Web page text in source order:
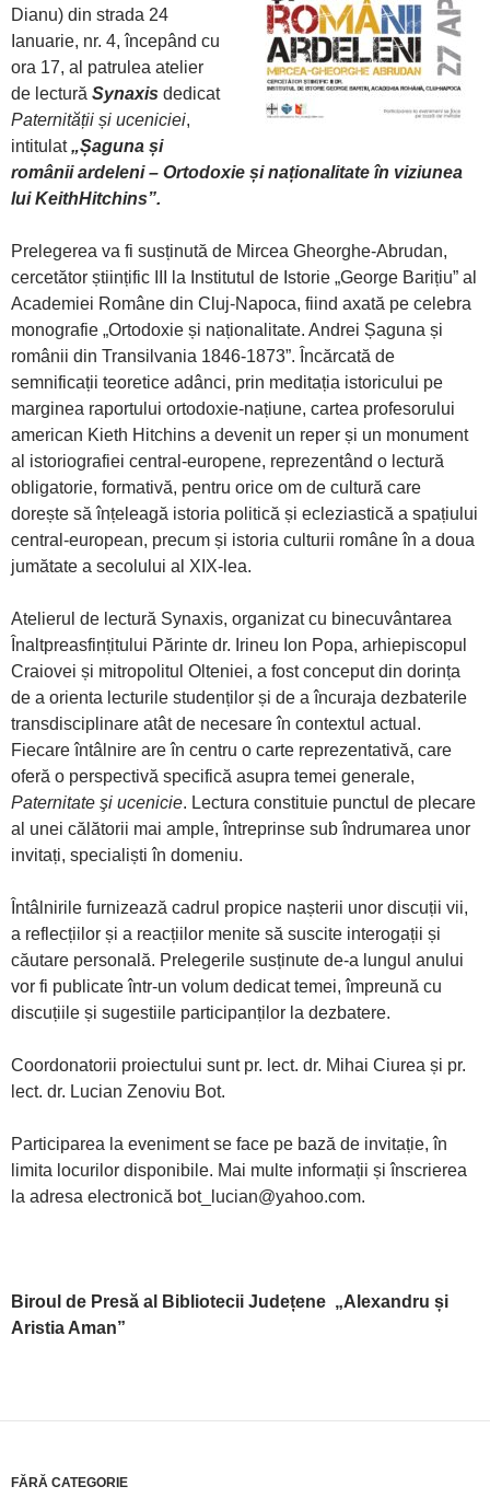
Dianu) din strada 24
Ianuarie, nr. 4, începând cu
ora 17, al patrulea atelier
de lectură Synaxis dedicat
Paternității și uceniciei,
intitulat„Șaguna și
românii ardeleni – Ortodoxie și naționalitate în viziunea
lui KeithHitchins”.
Prelegerea va fi susținută de Mircea Gheorghe-Abrudan,
cercetător științific III la Institutul de Istorie „George Barițiu” al
Academiei Române din Cluj-Napoca, fiind axată pe celebra
monografie „Ortodoxie și naționalitate. Andrei Șaguna și
românii din Transilvania 1846-1873”. Încărcată de
semnificații teoretice adânci, prin meditația istoricului pe
marginea raportului ortodoxie-națiune, cartea profesorului
american Kieth Hitchins a devenit un reper și un monument
al istoriografiei central-europene, reprezentând o lectură
obligatorie, formativă, pentru orice om de cultură care
dorește să înțeleagă istoria politică și ecleziastică a spațiului
central-european, precum și istoria culturii române în a doua
jumătate a secolului al XIX-lea.
Atelierul de lectură Synaxis, organizat cu binecuvântarea
Înaltpreasfințitului Părinte dr. Irineu Ion Popa, arhiepiscopul
Craiovei și mitropolitul Olteniei, a fost conceput din dorința
de a orienta lecturile studenților și de a încuraja dezbaterile
transdisciplinare atât de necesare în contextul actual.
Fiecare întâlnire are în centru o carte reprezentativă, care
oferă o perspectivă specifică asupra temei generale,
Paternitate şi ucenicie. Lectura constituie punctul de plecare
al unei călătorii mai ample, întreprinse sub îndrumarea unor
invitați, specialiști în domeniu.
Întâlnirile furnizează cadrul propice nașterii unor discuții vii,
a reflecțiilor și a reacțiilor menite să suscite interogații și
căutare personală. Prelegerile susținute de-a lungul anului
vor fi publicate într-un volum dedicat temei, împreună cu
discuțiile și sugestiile participanților la dezbatere.
Coordonatorii proiectului sunt pr. lect. dr. Mihai Ciurea și pr.
lect. dr. Lucian Zenoviu Bot.
Participarea la eveniment se face pe bază de invitație, în
limita locurilor disponibile. Mai multe informații și înscrierea
la adresa electronică bot_lucian@yahoo.com.
Biroul de Presă al Bibliotecii Județene „Alexandru și
Aristia Aman”
FĂRĂ CATEGORIE